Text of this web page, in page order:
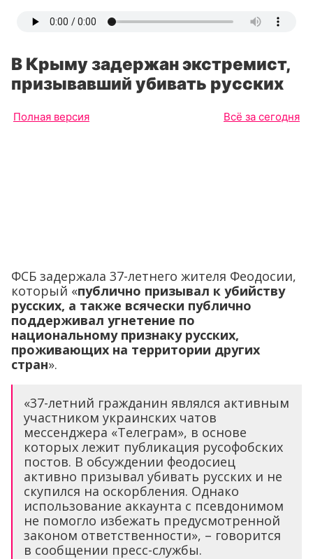
В Крыму задержан экстремист,
призывавший убивать русских
Полная версия Всё за сегодня
ФСБ задержала 37-летнего жителя Феодосии,
который «публично призывал к убийству
русских, а также всячески публично
поддерживал угнетение по
национальному признаку русских,
проживающих на территории других
стран».
«37-летний гражданин являлся активным
участником украинских чатов
мессенджера «Телеграм», в основе
которых лежит публикация русофобских
постов. В обсуждении феодосиец
активно призывал убивать русских и не
скупился на оскорбления. Однако
использование аккаунта с псевдонимом
не помогло избежать предусмотренной
законом ответственности», – говорится
в сообщении пресс-службы.